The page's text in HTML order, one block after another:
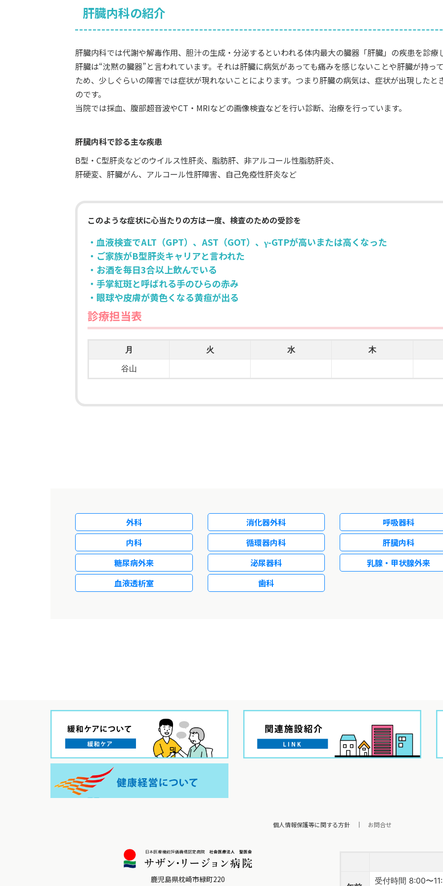
肝臓内科の紹介
肝臓内科では代謝や解毒作用、胆汁の生成・分泌するといわれる体内最大の臓器「肝臓」の疾患を診療
肝臓は“沈黙の臓器”と言われています。それは肝臓に病気があっても痛みを感じないことや肝臓が持っ
ため、少しぐらいの障害では症状が現れないことによります。つまり肝臓の病気は、症状が出現した
のです。
当院では採血、腹部超音波やCT・MRIなどの画像検査などを行い診断、治療を行っています。
肝臓内科で診る主な疾患
B型・C型肝炎などのウイルス性肝炎、脂肪肝、非アルコール性脂肪肝炎、
肝硬変、肝臓がん、アルコール性肝障害、自己免疫性肝炎など
このような症状に心当たりの方は一度、検査のための受診を
・血液検査でALT（GPT）、AST（GOT）、γ-GTPが高いまたは高くなった
・ご家族がB型肝炎キャリアと言われた
・お酒を毎日3合以上飲んでいる
・手掌紅斑と呼ばれる手のひらの赤み
・眼球や皮膚が黄色くなる黄疸が出る
診療担当表
月 火 水
木
谷山
外科 消化器外科
呼吸器科
内科
循環器内科
肝臓内科
糖尿病外来
泌尿器科
乳腺・甲状腺外来
血液透析室
歯科
個人情報保護等に関する方針 ｜ お問合せ
鹿児島県枕崎市緑町220
受付時間 8:00〜